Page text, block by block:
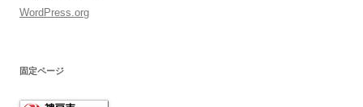
WordPress.org
固定ページ